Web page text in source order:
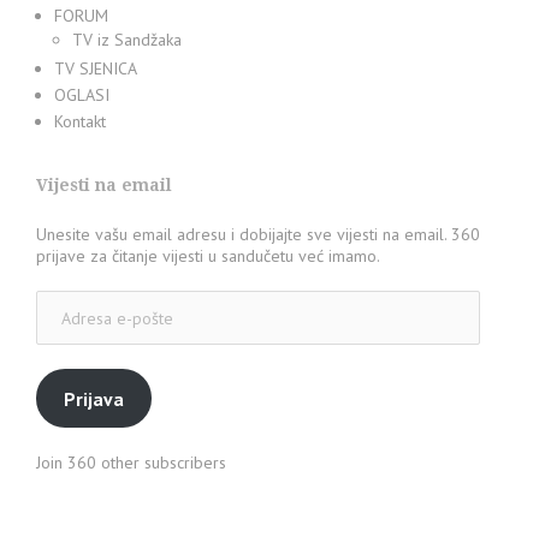
FORUM
TV iz Sandžaka
TV SJENICA
OGLASI
Kontakt
Vijesti na email
Unesite vašu email adresu i dobijajte sve vijesti na email. 360
prijave za čitanje vijesti u sandučetu već imamo.
pošte
Prijava
Join 360 other subscribers